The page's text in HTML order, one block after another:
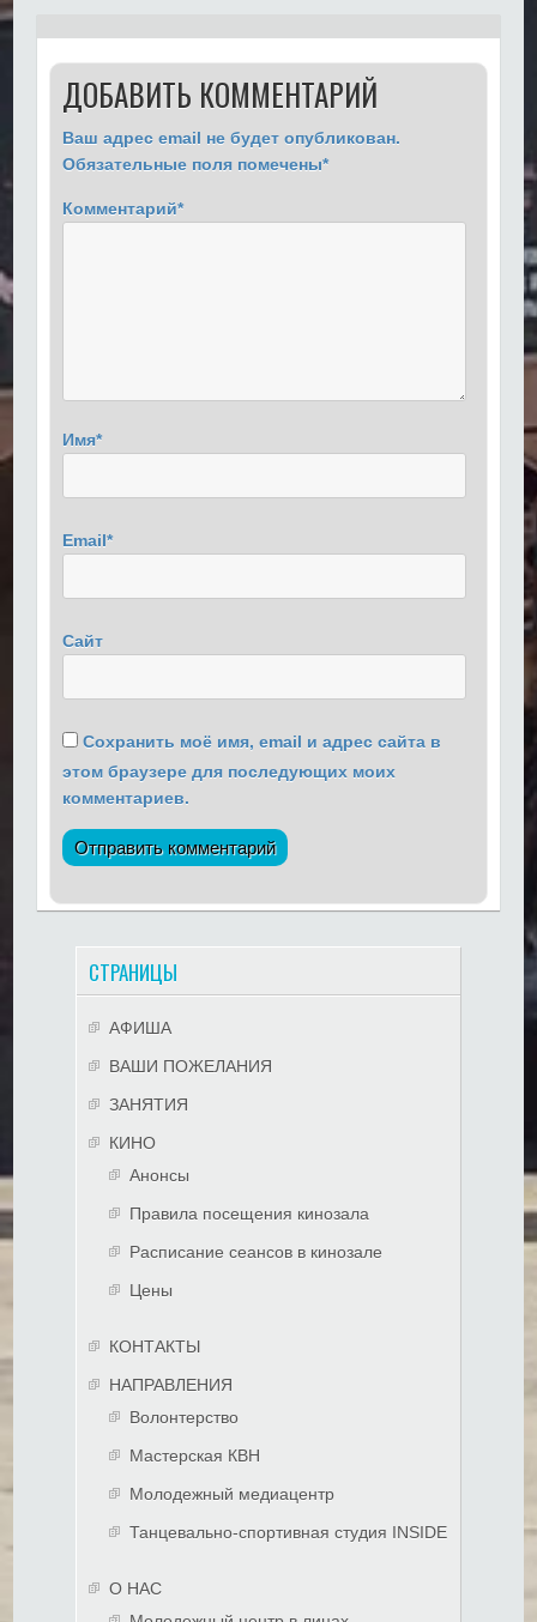
ДОБАВИТЬ КОММЕНТАРИЙ
Ваш адрес email не будет опубликован.
Обязательные поля помечены*
Комментарий*
Имя*
Email*
Сайт
Сохранить моё имя, email и адрес сайта в
этом браузере для последующих моих
комментариев.
СТРАНИЦЫ
АФИША
ВАШИ ПОЖЕЛАНИЯ
ЗАНЯТИЯ
КИНО
Анонсы
Правила посещения кинозала
Расписание сеансов в кинозале
Цены
КОНТАКТЫ
НАПРАВЛЕНИЯ
Волонтерство
Мастерская КВН
Молодежный медиацентр
Танцевально-спортивная студия INSIDE
О НАС